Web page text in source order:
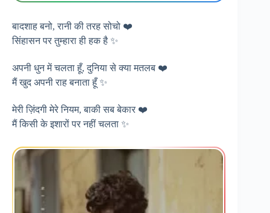
बादशाह बनो, रानी की तरह सोचो ❤️
सिंहासन पर तुम्हारा ही हक है ✨
अपनी धुन में चलता हूँ, दुनिया से क्या मतलब ❤️
मैं खुद अपनी राह बनाता हूँ ✨
मेरी ज़िंदगी मेरे नियम, बाकी सब बेकार ❤️
मैं किसी के इशारों पर नहीं चलता ✨